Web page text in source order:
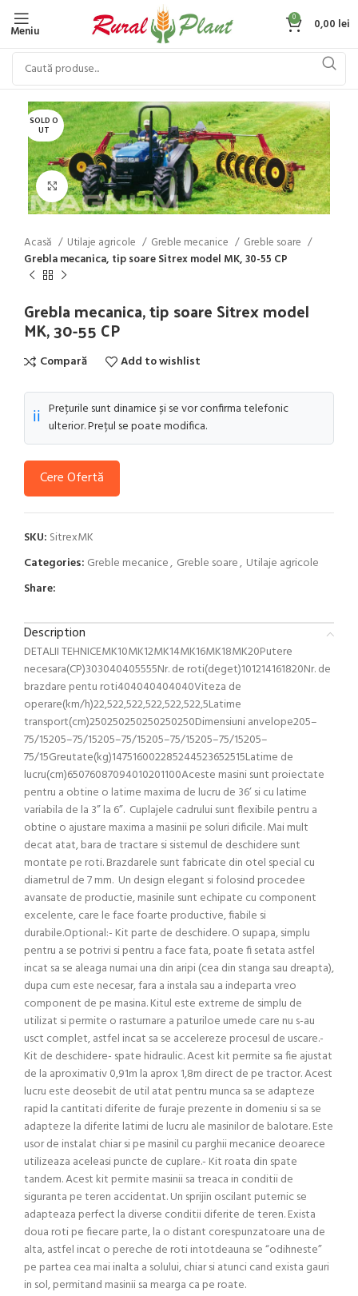
Meniu
0 0,00 lei
SOLD O
UT
Click to enlarge
Acasă Utilaje agricole Greble mecanice
Greble soare
Grebla mecanica, tip soare Sitrex model MK, 30-55 CP
Grebla mecanica, tip soare Sitrex model
MK, 30-55 CP
Compară Add to wishlist
ℹ️ Prețurile sunt dinamice și se vor confirma telefonic
ulterior. Prețul se poate modifica.
Cere Ofertă
SKU: SitrexMK
Categories: Greble mecanice, Greble soare, Utilaje agricole
Share:
Description
DETALII TEHNICEMK10MK12MK14MK16MK18MK20Putere
necesara(CP)303040405555Nr. de roti(deget)101214161820Nr. de
brazdare pentu roti404040404040Viteza de
operare(km/h)22,522,522,522,522,522,5Latime
transport(cm)250250250250250250Dimensiuni anvelope205–
75/15205–75/15205–75/15205–75/15205–75/15205–
75/15Greutate(kg)147516002285244523652515Latime de
lucru(cm)65076087094010201100Aceste masini sunt proiectate
pentru a obtine o latime maxima de lucru de 36’ si cu latime
variabila de la 3” la 6”. Cuplajele cadrului sunt flexibile pentru a
obtine o ajustare maxima a masinii pe soluri dificile. Mai mult
decat atat, bara de tractare si sistemul de deschidere sunt
montate pe roti. Brazdarele sunt fabricate din otel special cu
diametrul de 7 mm. Un design elegant si folosind procedee
avansate de productie, masinile sunt echipate cu component
excelente, care le face foarte productive, fiabile si
durabile.Optional:- Kit parte de deschidere. O supapa, simplu
pentru a se potrivi si pentru a face fata, poate fi setata astfel
incat sa se aleaga numai una din aripi (cea din stanga sau dreapta),
dupa cum este necesar, fara a instala sau a indeparta vreo
component de pe masina. Kitul este extreme de simplu de
utilizat si permite o rasturnare a paturiloe umede care nu s-au
usct complet, astfel incat sa se accelereze procesul de uscare.-
Kit de deschidere- spate hidraulic. Acest kit permite sa fie ajustat
de la aproximativ 0,91m la aprox 1,8m direct de pe tractor. Acest
lucru este deosebit de util atat pentru munca sa se adapteze
rapid la cantitati diferite de furaje prezente in domeniu si sa se
adapteze la diferite latimi de lucru ale masinilor de balotare. Este
usor de instalat chiar si pe masinil cu parghii mecanice deoarece
utilizeaza aceleasi puncte de cuplare.- Kit roata din spate
tandem. Acest kit permite masinii sa treaca in conditii de
siguranta pe teren accidentat. Un sprijin oscilant puternic se
adapteaza perfect la diverse conditii diferite de teren. Exista
doua roti pe fiecare parte, la o distant corespunzatoare una de
alta, astfel incat o pereche de roti intotdeauna se “odihneste”
pe partea cea mai inalta a solului, chiar si atunci cand exista gauri
in sol, permitand masinii sa mearga ca pe roate.